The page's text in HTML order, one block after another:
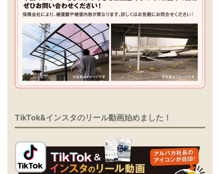
TikTok&インスタのリール動画始めました！